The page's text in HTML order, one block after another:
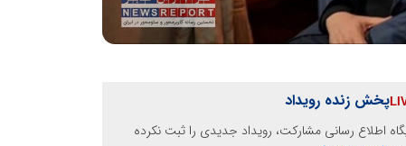
پخش زنده رویداد
اطلاع رسانی مشارکت، رویداد جدیدی را ثبت نکرده